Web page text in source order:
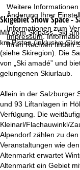
Weitere
Änderung Ihrer
Informationen zum
Impressum.
Ihren Rechten finden
SkigebietSnow Space -
Mit dem Skipass „Ski
km Pisten (inklusive
(siehe Skiregion). Die
von „Ski amadé” und
gelungenen Skiurlaub.
Allein in der Salzburger
und 93 Liftanlagen in
Verfügung. Die
Kleinarl/Flachauwinkl/
Alpendorf zählen zu
Veranstaltungen wie
Altenmarkt erwartet
Altenmarkt ein Gebiet